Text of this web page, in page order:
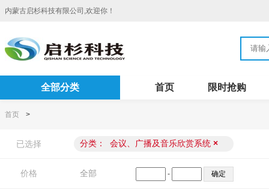
内蒙古启杉科技有限公司,欢迎你！
全部分类 首页 限时抢购
首页 >
已选择 分类： 会议、广播及音乐欣赏系统 ×
价格 全部 -